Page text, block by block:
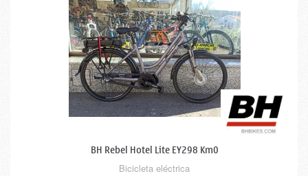
BH Rebel Hotel Lite EY298 Km0
Bicicleta eléctrica